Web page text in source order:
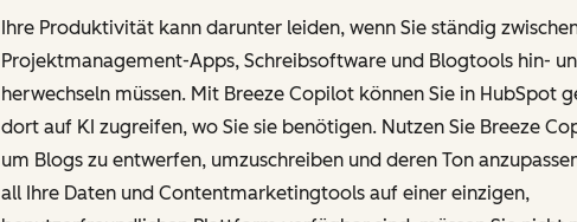
Ihre Produktivität kann darunter leiden, wenn Sie ständig
Projektmanagement-Apps, Schreibsoftware und Blogtools hin-
herwechseln müssen. Mit Breeze Copilot können Sie in HubSpot
dort auf KI zugreifen, wo Sie sie benötigen. Nutzen Sie Breeze
um Blogs zu entwerfen, umzuschreiben und deren Ton
all Ihre Daten und Contentmarketingtools auf einer einzigen,